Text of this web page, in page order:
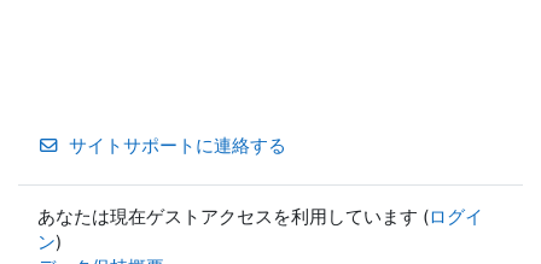
サイトサポートに連絡する
あなたは現在ゲストアクセスを利用しています (ログイ
ン)